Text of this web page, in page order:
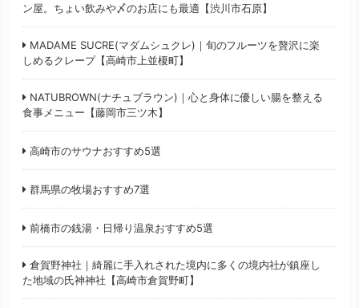
ン屋。ちょい飲みや〆のお店にも最適【渋川市石原】
MADAME SUCRE(マダムシュクレ)｜旬のフルーツを贅沢に楽
しめるクレープ【高崎市上並榎町】
NATUBROWN(ナチュブラウン)｜心と身体に優しい腸を整える
食事メニュー【藤岡市三ツ木】
高崎市のサウナおすすめ5選
群馬県の牧場おすすめ7選
前橋市の銭湯・日帰り温泉おすすめ5選
倉賀野神社｜綺麗に手入れされた境内に多くの境内社が鎮座し
た地域の氏神神社【高崎市倉賀野町】